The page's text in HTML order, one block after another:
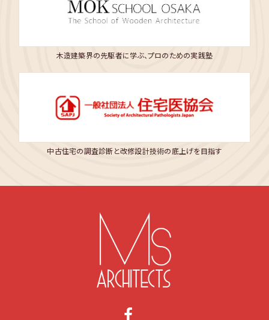
木造建築界の先駆者に学ぶ、プロのための実践塾
中古住宅の調査診断と改修設計技術の底上げを目指す